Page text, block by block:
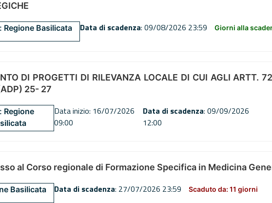
Regione Basilicata Data di scadenza: 09/08/2026 23:59 Giorni alla
DI PROGETTI DI RILEVANZA LOCALE DI CUI AGLI ARTT.
25- 27
Regione
Data inizio: 16/07/2026
09:00
Data di scadenza: 09/09/2026
12:00
al Corso regionale di Formazione Specifica in Medicina
Basilicata Data di scadenza: 27/07/2026 23:59 Scaduto da: 11 giorni